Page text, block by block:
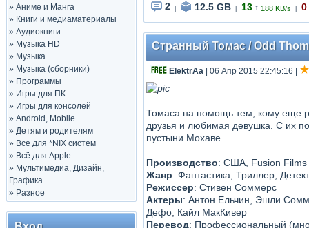
» Аниме и Манга
» Книги и медиаматериалы
» Аудиокниги
» Музыка HD
» Музыка
» Музыка (сборники)
» Программы
» Игры для ПК
» Игры для консолей
» Android, Mobile
» Детям и родителям
» Все для *NIX систем
» Всё для Apple
» Мультимедиа, Дизайн,
Графика
» Разное
2 12.5 GB 13 ↑ 188 KB/s 0
Странный Томас / Odd
ElektrAа | 06 Апр 2015 22:45:16
Томаса на помощь тем, кому еще
друзья и любимая девушка. С их
пустыни Мохаве.
Производство: США, Fusion Films
Жанр: Фантастика, Триллер,
Режиссер: Стивен Соммерс
Актеры: Антон Ельчин, Эшли
Дефо, Кайл МакКивер
Перевод: Профессиональный